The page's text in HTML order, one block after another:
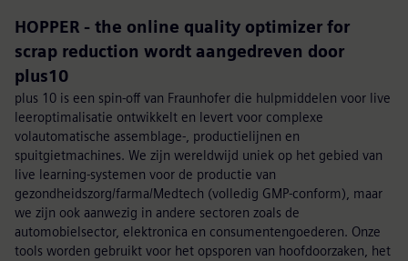
HOPPER - the online quality optimizer for
scrap reduction wordt aangedreven door
plus10
plus 10 is een spin-off van Fraunhofer die hulpmiddelen voor live
leeroptimalisatie ontwikkelt en levert voor complexe
volautomatische assemblage-, productielijnen en
spuitgietmachines. We zijn wereldwijd uniek op het gebied van
live learning-systemen voor de productie van
gezondheidszorg/farma/Medtech (volledig GMP-conform), maar
we zijn ook aanwezig in andere sectoren zoals de
automobielsector, elektronica en consumentengoederen. Onze
tools worden gebruikt voor het opsporen van hoofdoorzaken, het